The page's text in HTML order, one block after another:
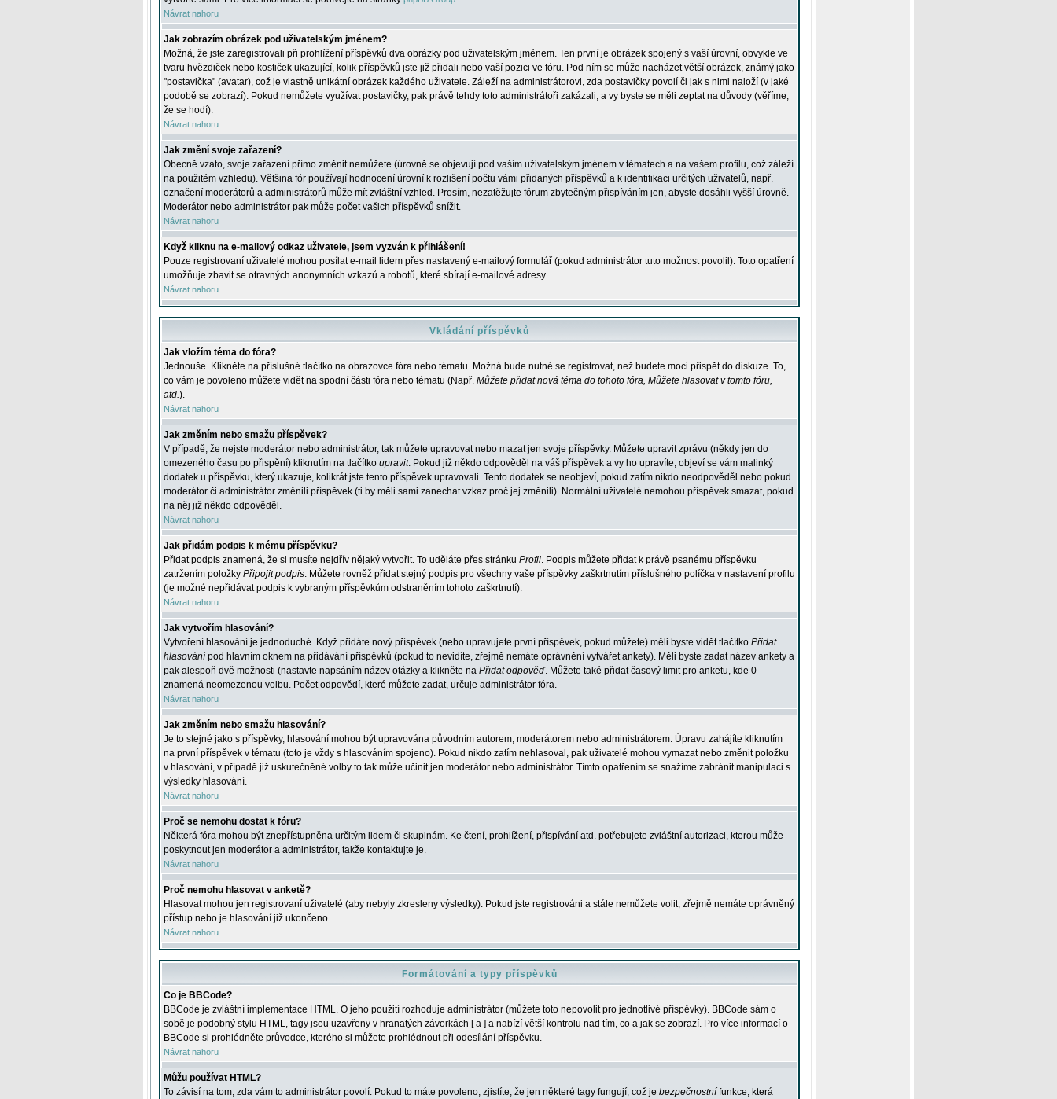
Návrat nahoru
Jak zobrazím obrázek pod uživatelským jménem?
Možná, že jste zaregistrovali při prohlížení příspěvků dva obrázky pod uživatelským jménem. Ten první je obrázek spojený s vaší úrovní, obvykle ve
tvaru hvězdiček nebo kostiček ukazující, kolik příspěvků jste již přidali nebo vaší pozici ve fóru. Pod ním se může nacházet větší obrázek, známý jako
"postavička" (avatar), což je vlastně unikátní obrázek každého uživatele. Záleží na administrátorovi, zda postavičky povolí či jak s nimi naloží (v jaké
podobě se zobrazí). Pokud nemůžete využívat postavičky, pak právě tehdy toto administrátoři zakázali, a vy byste se měli zeptat na důvody (věříme,
že se hodí).
Návrat nahoru
Jak změní svoje zařazení?
Obecně vzato, svoje zařazení přímo změnit nemůžete (úrovně se objevují pod vaším uživatelským jménem v tématech a na vašem profilu, což záleží
na použitém vzhledu). Většina fór používají hodnocení úrovní k rozlišení počtu vámi přidaných příspěvků a k identifikaci určitých uživatelů, např.
označení moderátorů a administrátorů může mít zvláštní vzhled. Prosím, nezatěžujte fórum zbytečným přispíváním jen, abyste dosáhli vyšší úrovně.
Moderátor nebo administrátor pak může počet vašich příspěvků snížit.
Návrat nahoru
Když kliknu na e-mailový odkaz uživatele, jsem vyzván k přihlášení!
Pouze registrovaní uživatelé mohou posílat e-mail lidem přes nastavený e-mailový formulář (pokud administrátor tuto možnost povolil). Toto opatření
umožňuje zbavit se otravných anonymních vzkazů a robotů, které sbírají e-mailové adresy.
Návrat nahoru
Vkládání příspěvků
Jak vložím téma do fóra?
Jednouše. Klikněte na příslušné tlačítko na obrazovce fóra nebo tématu. Možná bude nutné se registrovat, než budete moci přispět do diskuze. To,
co vám je povoleno můžete vidět na spodní části fóra nebo tématu (Např. Můžete přidat nová téma do tohoto fóra, Můžete hlasovat v tomto fóru,
atd.).
Návrat nahoru
Jak změním nebo smažu příspěvek?
V případě, že nejste moderátor nebo administrátor, tak můžete upravovat nebo mazat jen svoje příspěvky. Můžete upravit zprávu (někdy jen do
omezeného času po přispění) kliknutím na tlačítko upravit. Pokud již někdo odpověděl na váš příspěvek a vy ho upravíte, objeví se vám malinký
dodatek u příspěvku, který ukazuje, kolikrát jste tento příspěvek upravovali. Tento dodatek se neobjeví, pokud zatím nikdo neodpověděl nebo pokud
moderátor či administrátor změnili příspěvek (ti by měli sami zanechat vzkaz proč jej změnili). Normální uživatelé nemohou příspěvek smazat, pokud
na něj již někdo odpověděl.
Návrat nahoru
Jak přidám podpis k mému příspěvku?
Přidat podpis znamená, že si musíte nejdřív nějaký vytvořit. To uděláte přes stránku Profil. Podpis můžete přidat k právě psanému příspěvku
zatržením položky Připojit podpis. Můžete rovněž přidat stejný podpis pro všechny vaše příspěvky zaškrtnutím příslušného políčka v nastavení profilu
(je možné nepřidávat podpis k vybraným příspěvkům odstraněním tohoto zaškrtnutí).
Návrat nahoru
Jak vytvořím hlasování?
Vytvoření hlasování je jednoduché. Když přidáte nový příspěvek (nebo upravujete první příspěvek, pokud můžete) měli byste vidět tlačítko Přidat
hlasování pod hlavním oknem na přidávání příspěvků (pokud to nevidíte, zřejmě nemáte oprávnění vytvářet ankety). Měli byste zadat název ankety a
pak alespoň dvě možnosti (nastavte napsáním název otázky a klikněte na Přidat odpověď. Můžete také přidat časový limit pro anketu, kde 0
znamená neomezenou volbu. Počet odpovědí, které můžete zadat, určuje administrátor fóra.
Návrat nahoru
Jak změním nebo smažu hlasování?
Je to stejné jako s příspěvky, hlasování mohou být upravována původním autorem, moderátorem nebo administrátorem. Úpravu zahájíte kliknutím
na první příspěvek v tématu (toto je vždy s hlasováním spojeno). Pokud nikdo zatím nehlasoval, pak uživatelé mohou vymazat nebo změnit položku
v hlasování, v případě již uskutečněné volby to tak může učinit jen moderátor nebo administrátor. Tímto opatřením se snažíme zabránit manipulaci s
výsledky hlasování.
Návrat nahoru
Proč se nemohu dostat k fóru?
Některá fóra mohou být znepřístupněna určitým lidem či skupinám. Ke čtení, prohlížení, přispívání atd. potřebujete zvláštní autorizaci, kterou může
poskytnout jen moderátor a administrátor, takže kontaktujte je.
Návrat nahoru
Proč nemohu hlasovat v anketě?
Hlasovat mohou jen registrovaní uživatelé (aby nebyly zkresleny výsledky). Pokud jste registrováni a stále nemůžete volit, zřejmě nemáte oprávněný
přístup nebo je hlasování již ukončeno.
Návrat nahoru
Formátování a typy příspěvků
Co je BBCode?
BBCode je zvláštní implementace HTML. O jeho použití rozhoduje administrátor (můžete toto nepovolit pro jednotlivé příspěvky). BBCode sám o
sobě je podobný stylu HTML, tagy jsou uzavřeny v hranatých závorkách [ a ] a nabízí větší kontrolu nad tím, co a jak se zobrazí. Pro více informací o
BBCode si prohlédněte průvodce, kterého si můžete prohlédnout při odesílání příspěvku.
Návrat nahoru
Můžu používat HTML?
To závisí na tom, zda vám to administrátor povolí. Pokud to máte povoleno, zjistíte, že jen některé tagy fungují, což je bezpečnostní funkce, která